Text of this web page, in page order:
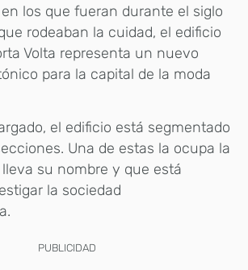
los que fueran durante el siglo
rodeaban la cuidad, el edificio
Volta representa un nuevo
para la capital de la moda
el edificio está segmentado
Una de estas la ocupa la
su nombre y que está
la sociedad
PUBLICIDAD